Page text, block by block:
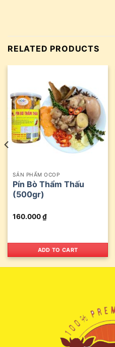
RELATED PRODUCTS
SẢN PHẨM OCOP
Pín Bò Thẩm Thấu
(500gr)
160.000₫
ADD TO CART